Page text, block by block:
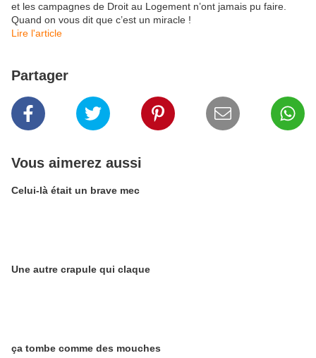
et les campagnes de Droit au Logement n’ont jamais pu faire.
Quand on vous dit que c’est un miracle !
​Lire l'article
Partager
Vous aimerez aussi
Celui-là était un brave mec
Une autre crapule qui claque
ça tombe comme des mouches